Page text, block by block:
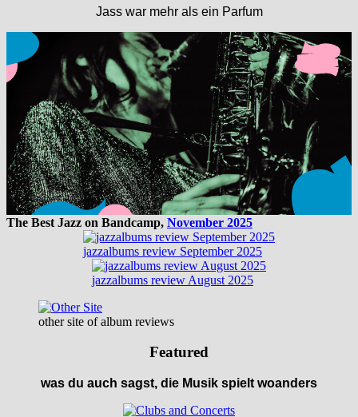
Jass war mehr als ein Parfum
The Best Jazz on Bandcamp, November 2025
jazzalbums review September 2025
jazzalbums review August 2025
other site of album reviews
Featured
was du auch sagst, die Musik spielt woanders